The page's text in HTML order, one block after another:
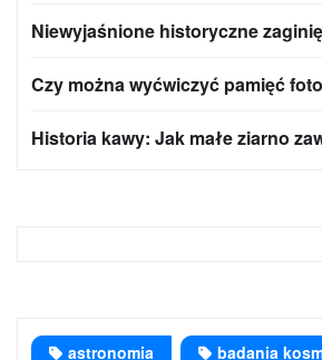
Niewyjaśnione historyczne
Czy można wyćwiczyć pamięć
Historia kawy: Jak małe ziarno
astronomia badania